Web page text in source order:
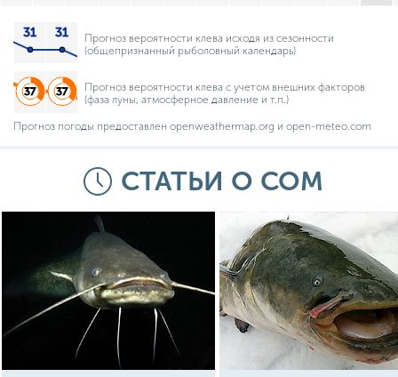
Прогноз вероятности клева исходя из сезонности
(общепризнанный рыболовный календарь)
Прогноз вероятности клева с учетом внешних факторов
(фаза луны, атмосферное давление и т.п.)
Прогноз погоды предоставлен openweathermap.org и open-meteo.com
СТАТЬИ О СОМ